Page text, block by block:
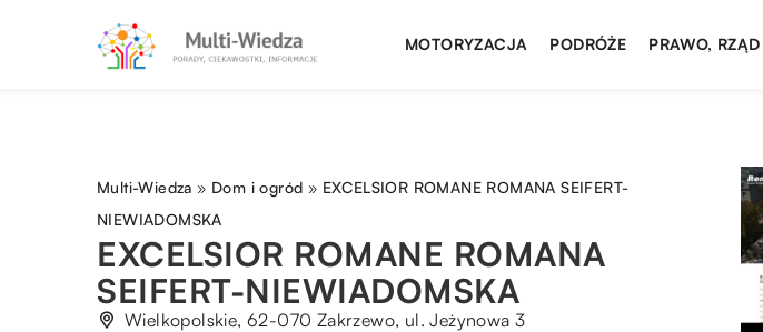
MOTORYZACJA PODRÓŻE PRAWO,
Multi-Wiedza » Dom i ogród » EXCELSIOR ROMANE ROMANA SEIFERT-
NIEWIADOMSKA
EXCELSIOR ROMANE ROMANA
SEIFERT-NIEWIADOMSKA
Wielkopolskie, 62-070 Zakrzewo, ul. Jeżynowa 3